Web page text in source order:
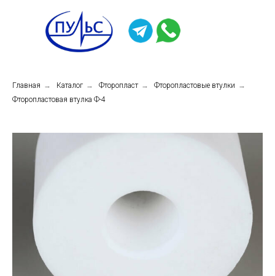
Главная → Каталог → Фторопласт → Фторопластовые втулки →
Фторопластовая втулка Ф-4